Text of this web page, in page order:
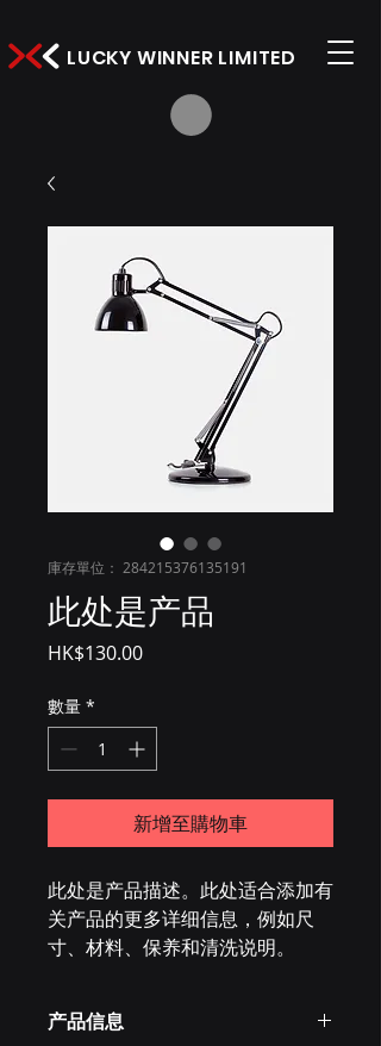
LUCKY WINNER LIMITED
庫存單位： 284215376135191
此处是产品
HK$130.00價
數量 *
新增至購物車
此处是产品描述。此处适合添加有
关产品的更多详细信息，例如尺
寸、材料、保养和清洗说明。
产品信息